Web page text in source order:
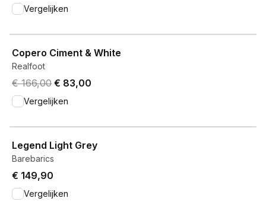
Vergelijken
Copero Ciment & White
Realfoot
Original price was € 166,00.
€ 166,00 Current price is € 83,00.
€ 83,00
Vergelijken
Legend Light Grey
Barebarics
€ 149,90
Vergelijken